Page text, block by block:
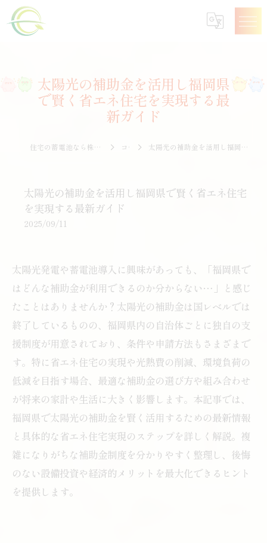
太陽光の補助金を活用し福岡県
で賢く省エネ住宅を実現する最
新ガイド
住宅の蓄電池なら株式会社エナジークオリティー コラム 太陽光の補助金を活用し福岡県で賢く省エネ住宅を実現する最新ガイド
太陽光の補助金を活用し福岡県で賢く省エネ住宅
を実現する最新ガイド
2025/09/11
太陽光発電や蓄電池導入に興味があっても、「福岡県で
はどんな補助金が利用できるのか分からない…」と感じ
たことはありませんか？太陽光の補助金は国レベルでは
終了しているものの、福岡県内の自治体ごとに独自の支
援制度が用意されており、条件や申請方法もさまざまで
す。特に省エネ住宅の実現や光熱費の削減、環境負荷の
低減を目指す場合、最適な補助金の選び方や組み合わせ
が将来の家計や生活に大きく影響します。本記事では、
福岡県で太陽光の補助金を賢く活用するための最新情報
と具体的な省エネ住宅実現のステップを詳しく解説。複
雑になりがちな補助金制度を分かりやすく整理し、後悔
のない設備投資や経済的メリットを最大化できるヒント
を提供します。